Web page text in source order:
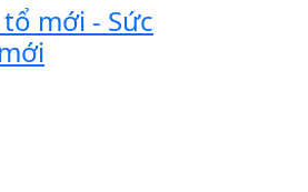
mới - Sức